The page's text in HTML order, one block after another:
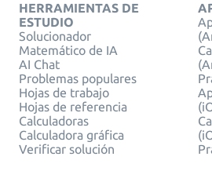
HERRAMIENTAS DE
ESTUDIO
Solucionador
Matemático de IA
AI Chat
Problemas populares
Hojas de trabajo
Hojas de referencia
Calculadoras
Calculadora gráfica
Verificar solución